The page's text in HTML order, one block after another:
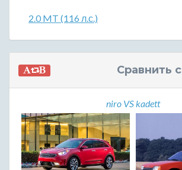
2.0 MT (116 л.с.)
Сравнить с
niro VS kadett